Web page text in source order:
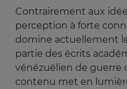
Contrairement aux
perception à forte
domine actuellement
partie des écrits
vénézuélien de guerre
contenu met en